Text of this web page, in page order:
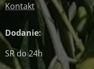
Kontakt
Dodanie:
SR do 24h